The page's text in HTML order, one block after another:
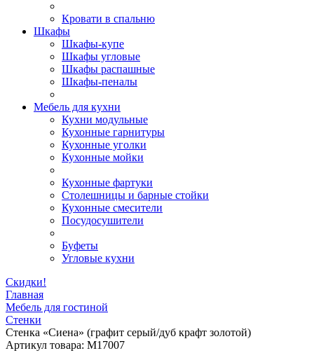
Кровати в спальню
Шкафы
Шкафы-купе
Шкафы угловые
Шкафы распашные
Шкафы-пеналы
Мебель для кухни
Кухни модульные
Кухонные гарнитуры
Кухонные уголки
Кухонные мойки
Кухонные фартуки
Столешницы и барные стойки
Кухонные смесители
Посудосушители
Буфеты
Угловые кухни
Скидки!
Главная
Мебель для гостиной
Стенки
Стенка «Сиена» (графит серый/дуб крафт золотой)
Артикул товара: M17007